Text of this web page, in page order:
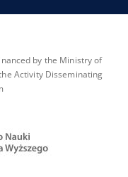
by the Ministry of
Activity Disseminating